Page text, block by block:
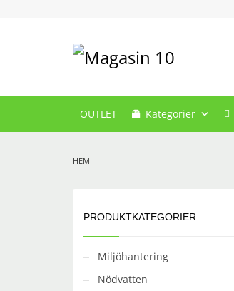
OUTLET Kategorier
HEM
PRODUKTKATEGORIER
Miljöhantering
Nödvatten